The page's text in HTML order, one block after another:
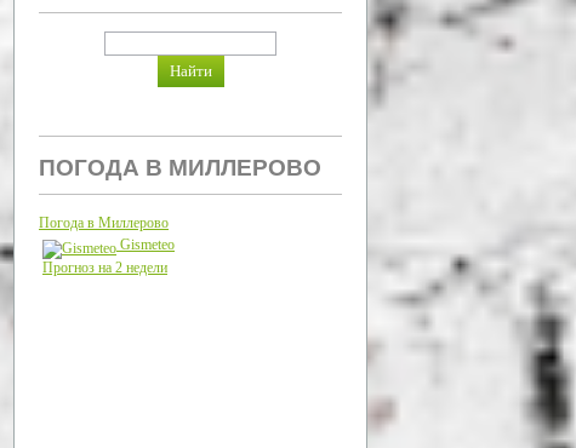
ПОГОДА В МИЛЛЕРОВО
Погода в Миллерово
Gismeteo
Прогноз на 2 недели